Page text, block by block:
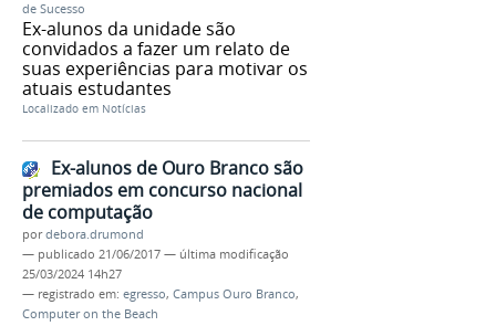
de Sucesso
Ex-alunos da unidade são
convidados a fazer um relato de
suas experiências para motivar os
atuais estudantes
Localizado em Notícias
Ex-alunos de Ouro Branco são
premiados em concurso nacional
de computação
pordebora.drumond
— publicado 21/06/2017 — última modificação
25/03/2024 14h27
— registrado em: egresso, Campus Ouro Branco,
Computer on the Beach